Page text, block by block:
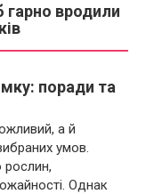
вродили
поради та
а й
умов.
Однак